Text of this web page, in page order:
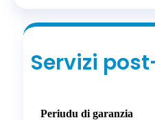
Servizi
Periudu di garanzia